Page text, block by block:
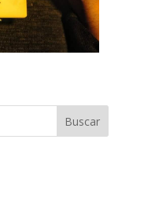
Buscar